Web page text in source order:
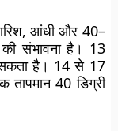
आंधी और 40–
संभावना है। 13
है। 14 से 17
40 डिग्री